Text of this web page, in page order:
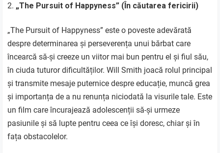
„The Pursuit of Happyness” (În căutarea fericirii)
„The Pursuit of Happyness” este o poveste adevărată
despre determinarea și perseverența unui bărbat care
încearcă să-și creeze un viitor mai bun pentru el și fiul său,
în ciuda tuturor dificultăților. Will Smith joacă rolul principal
și transmite mesaje puternice despre educație, muncă grea
și importanța de a nu renunța niciodată la visurile tale. Este
un film care încurajează adolescenții să-și urmeze
pasiunile și să lupte pentru ceea ce își doresc, chiar și în
fața obstacolelor.